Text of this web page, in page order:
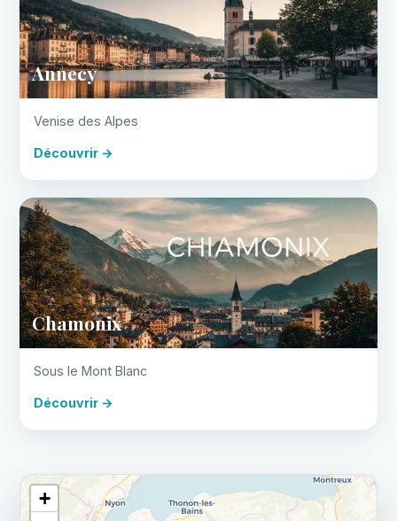
Annecy
Venise des Alpes
Découvrir →
Chamonix
Sous le Mont Blanc
Découvrir →
+